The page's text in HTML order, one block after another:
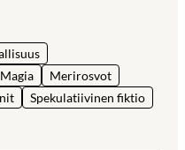
Magia
Merirosvot
Spekulatiivinen fiktio